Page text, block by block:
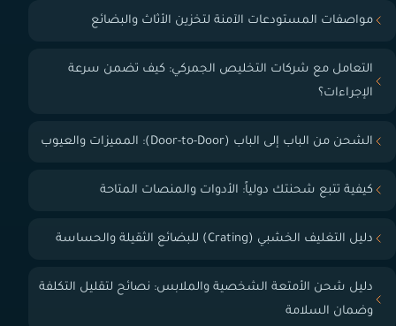
مواصفات المستودعات الآمنة لتخزين الأثاث والبضائع
التعامل مع شركات التخليص الجمركي: كيف تضمن سرعة
الإجراءات؟
الشحن من الباب إلى الباب (Door-to-Door): المميزات والعيوب
كيفية تتبع شحنتك دولياً: الأدوات والمنصات المتاحة
دليل التغليف الخشبي (Crating) للبضائع الثقيلة والحساسة
دليل شحن الأمتعة الشخصية والملابس: نصائح لتقليل التكلفة
وضمان السلامة